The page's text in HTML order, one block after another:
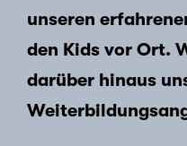
unseren
den Kids vor Ort.
darüber hinaus